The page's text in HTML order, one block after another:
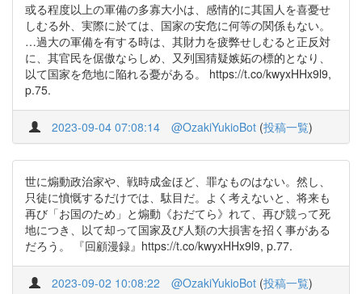
或る程度以上の軍備の多寡大小は、感情的に其国人を喜憂せ
しむる外、実際に於ては、国家の安危に何等の関係もない。
…過大の軍備を有する時は、其財力を疲弊せしむると正反対
に、其官民を倨傲ならしめ、又列国猜疑嫉妬の標的となり、
以て国家を危地に陥れる憂がある。 https://t.co/kwyxHHx9l9,
p.75.
2023-09-04 07:08:14 @OzakiYukioBot (投稿一覧)
世に煽動政治家や、戦時成金ほど、罪なものはない。然し、
只徒に憤慨するだけでは、駄目だ。よく考えないと、将来も
再び「お国のため」と煽動《おだてら》れて、再び競って死
地につき、以て却って国家及び人類の大損害を招く事がある
だろう。 『回顧漫録』https://t.co/kwyxHHx9l9, p.77.
2023-09-02 10:08:22 @OzakiYukioBot (投稿一覧)